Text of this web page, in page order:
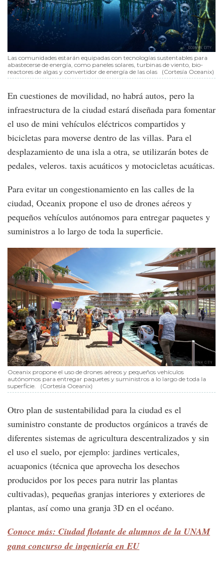
Las comunidades estarán equipadas con tecnologías sustentables para
abastecerse de energía, como paneles solares, turbinas de viento, bio-
reactores de algas y convertidor de energía de las olas
(Cortesía Oceanix)
En cuestiones de movilidad, no habrá autos, pero la
infraestructura de la ciudad estará diseñada para fomentar
el uso de mini vehículos eléctricos compartidos y
bicicletas para moverse dentro de las villas. Para el
desplazamiento de una isla a otra, se utilizarán botes de
pedales, veleros. taxis acuáticos y motocicletas acuáticas.
Para evitar un congestionamiento en las calles de la
ciudad, Oceanix propone el uso de drones aéreos y
pequeños vehículos autónomos para entregar paquetes y
suministros a lo largo de toda la superficie.
Oceanix propone el uso de drones aéreos y pequeños vehículos
autónomos para entregar paquetes y suministros a lo largo de toda la
superficie.
(Cortesía Oceanix)
Otro plan de sustentabilidad para la ciudad es el
suministro constante de productos orgánicos a través de
diferentes sistemas de agricultura descentralizados y sin
el uso el suelo, por ejemplo: jardines verticales,
acuaponics (técnica que aprovecha los desechos
producidos por los peces para nutrir las plantas
cultivadas), pequeñas granjas interiores y exteriores de
plantas, así como una granja 3D en el océano.
Conoce más: Ciudad flotante de alumnos de la UNAM
gana concurso de ingeniería en EU